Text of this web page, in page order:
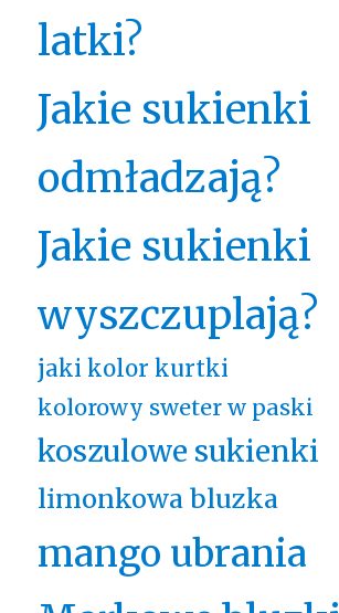
latki?
Jakie sukienki
odmładzają?
Jakie sukienki
wyszczuplają?
jaki kolor kurtki
kolorowy sweter w paski
koszulowe sukienki
limonkowa bluzka
mango ubrania